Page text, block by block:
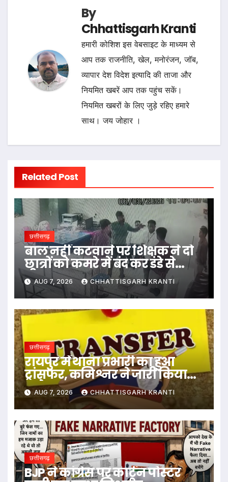
By
Chhattisgarh Kranti
हमारी कोशिश इस वेबसाइट के माध्यम से
आप तक राजनीति, खेल, मनोरंजन, जॉब,
व्यापार देश विदेश इत्यादि की ताजा और
नियमित खबरें आप तक पहुंच सकें।
नियमित खबरों के लिए जुड़े रहिए हमारे
साथ। जय जोहार ।
Related Post
छत्तीसगढ़
बाल नहीं कटवाने पर शिक्षक ने दो
छात्रों को कमरे में बंद कर डंडे से
पीटा…
AUG 7, 2026 CHHATTISGARH KRANTI
छत्तीसगढ़
रायपुर में थाना प्रभारी का हुआ
ट्रांसफर, कमिश्नर ने जारी किया
आदेश
AUG 7, 2026 CHHATTISGARH KRANTI
छत्तीसगढ़
BJP ने कांग्रेस पर कार्टून पोस्टर